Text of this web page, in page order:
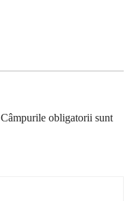
Câmpurile obligatorii sunt